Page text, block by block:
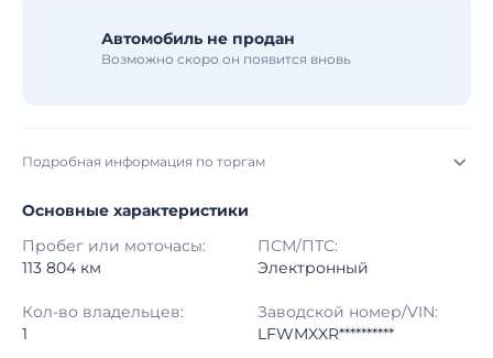
Автомобиль не продан
Возможно скоро он появится вновь
Подробная информация по торгам
Начало торгов: 04.06.2026, 12:22 МСК
Конец торгов: 05.06.2026, 14:56 МСК
Тип аукциона: Открытые торги
Основные характеристики
Пробег или моточасы:
113 804 км
ПСМ/ПТС:
Электронный
Кол-во владельцев:
1
Заводской номер/VIN:
LFWMXXR**********